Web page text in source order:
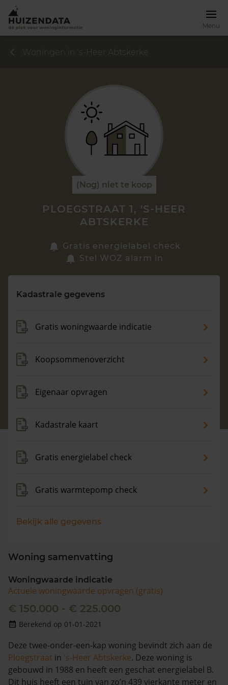
Menu
Vragen? Neem contact met ons op
088 220 4200
Woningen in 's-Heer Abtskerke
(Nog) niet te koop
PLOEGSTRAAT 1, 'S-HEER
ABTSKERKE
Gratis energielabel check
Stel WOZ alarm in
Kadastrale gegevens
Gratis woningwaarde indicatie
Koopsommenoverzicht
Eigenaar opvragen
Kadastrale kaart
Gratis energielabel check
Gratis warmtepomp check
Bekijk alle gegevens
Woning samenvatting
Woningwaarde indicatie
Actuele woningwaarde opvragen (gratis)
€ 150.000 - € 225.000
Berekend op 01-01-2021
Deze twee-onder-een-kap woning bevindt zich aan de
Ploegstraat in 's-Heer Abtskerke. Deze woning is
gebouwd in 1988 en heeft een geschat energielabel B.
Dit huis heeft een tuin van zo’n 439 vierkante meter en